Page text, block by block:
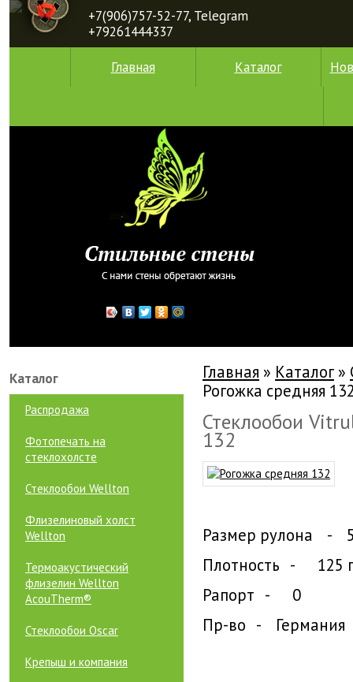
+7(906)757-52-77, Telegram
+79261444337
Главная Каталог
Каталог
Распродажа
Фотопечать на
стеклохолсте
Стеклообои Wellton
Флизелиновый холст
Wellton
Термоакустический
флизелин Wellton
AcouTherm®
Стеклообои Oscar
Крепыш и компания
Главная » Каталог »
Рогожка средняя
Стеклообои
132
Размер рулона -
Плотность - 125
Рапорт - 0
Пр-во - Германия